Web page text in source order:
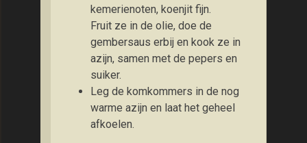
kemerienoten, koenjit fijn.
Fruit ze in de olie, doe de
gembersaus erbij en kook ze in
azijn, samen met de pepers en
suiker.
Leg de komkommers in de nog
warme azijn en laat het geheel
afkoelen.